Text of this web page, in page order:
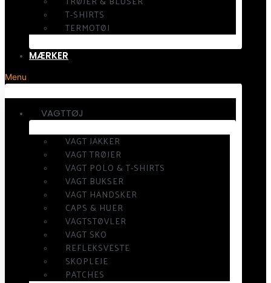
T-SHIRTS
TERMOTØJ
MÆRKER
Menu
VAGTTØJ
VAGT JAKKER
VAGT TRØJER
VAGT POLO & T-SHIRTS
VAGT BUKSER
VAGT HANDSKER
CAPS & HUER
VAGTSTØVLER
VAGT SKO
REFLEKSVESTE
SKOPLEJE
PATCHES